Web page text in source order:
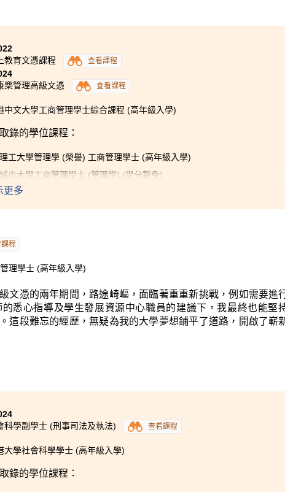
我許多在任何領域都能發揮的技能。
教育文憑課程
查看課程
樂管理高級文憑
查看課程
中文大學工商管理學士綜合課程 (高年級入學)
錄的學位課程：
工大學管理學 (榮譽) 工商管理學士 (高年級入學)
市大學工商管理學士 (管理學) (學分豁免)
我增廣見聞。同時，富有行業知識的專業講師亦令我對本港的
參加了學生發展資源中心舉辦的V-Circle義工團隊，不但使我
，這些技能對我未來的職業生涯將大派用場。書院為不同背景
更多
程
理學士 (高年級入學)
文憑的兩年期間，路途崎嶇，面臨著重重新挑戰，例如需要進
悉心指導及學生發展資源中心職員的建議下，我最終也能堅
這段難忘的經歷，無疑為我的大學夢想鋪平了道路，開啟了嶄
科學副學士 (刑事司法及執法)
查看課程
大學社會科學學士 (高年級入學)
錄的學位課程：